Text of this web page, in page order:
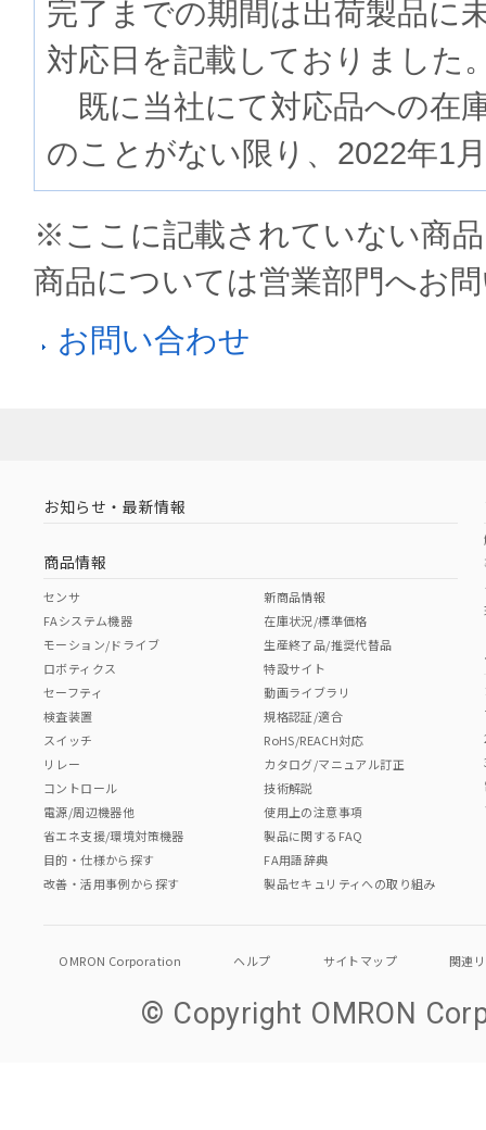
完了までの期間は出荷製品に
対応日を記載しておりました
既に当社にて対応品への在
のことがない限り、2022年1
※ここに記載されていない商
商品については営業部門へお
お問い合わせ
お知らせ・最新情報
商品情報
センサ
FAシステム機器
モーション/ドライブ
ロボティクス
セーフティ
検査装置
スイッチ
リレー
コントロール
電源/周辺機器他
省エネ支援/環境対策機器
目的・仕様から探す
改善・活用事例から探す
新商品情報
在庫状況/標準価格
生産終了品/推奨代替品
特設サイト
動画ライブラリ
規格認証/適合
RoHS/REACH対応
カタログ/マニュアル訂正
技術解説
使用上の注意事項
製品に関するFAQ
FA用語辞典
製品セキュリティへの取り組み
OMRON Corporation ヘルプ サイトマップ 関連
© Copyright OMRON